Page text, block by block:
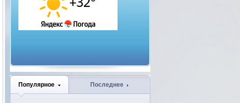
Популярное Последнее